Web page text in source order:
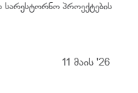
სარესტორნო პროექტების
11 მაის '26